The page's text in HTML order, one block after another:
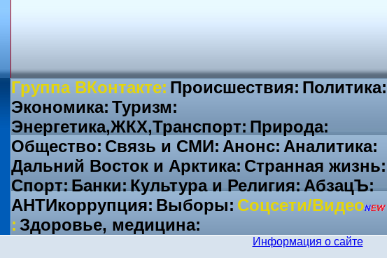
Группа ВКонтакте: Происшествия: Политика:
Экономика: Туризм:
Энергетика,ЖКХ,Транспорт: Природа:
Общество: Связь и СМИ: Анонс: Аналитика:
Дальний Восток и Арктика: Странная жизнь:
Спорт:Банки:Культура и Религия:АбзацЪ:
АНТИкоррупция: Выборы: Соцсети/Видео
: Здоровье, медицина:
Информация о сайте